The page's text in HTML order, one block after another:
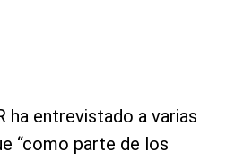
ha entrevistado a varias
“como parte de los